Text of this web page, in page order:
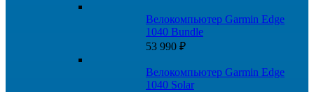
составляла
19
14
Велокомпьютер Garmin Edge
1040 Bundle
53 990 ₽
Велокомпьютер Garmin Edge
1040 Solar